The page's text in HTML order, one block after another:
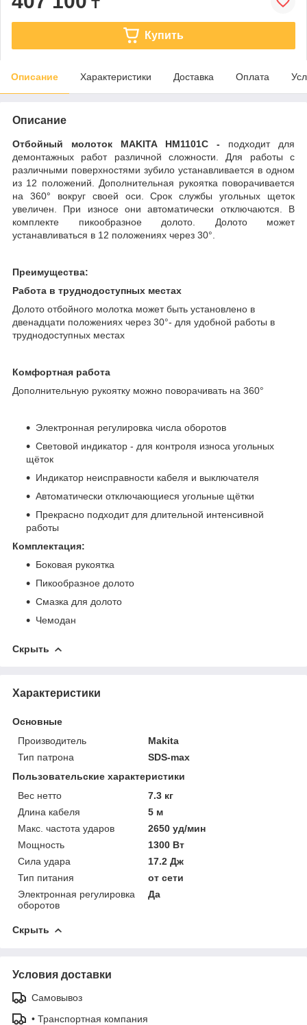
Купить
Описание Характеристики Доставка Оплата
Описание
Отбойный молоток MAKITA HM1101C - подходит для
демонтажных работ различной сложности. Для работы с
различными поверхностями зубило устанавливается в одном
из 12 положений. Дополнительная рукоятка поворачивается
на 360° вокруг своей оси. Срок службы угольных щеток
увеличен. При износе они автоматически отключаются. В
комплекте пикообразное долото. Долото может
устанавливаться в 12 положениях через 30°.
Преимущества:
Работа в труднодоступных местах
Долото отбойного молотка может быть установлено в
двенадцати положениях через 30°- для удобной работы в
труднодоступных местах
Комфортная работа
Дополнительную рукоятку можно поворачивать на 360°
Электронная регулировка числа оборотов
Световой индикатор - для контроля износа угольных
щёток
Индикатор неисправности кабеля и выключателя
Автоматически отключающиеся угольные щётки
Прекрасно подходит для длительной интенсивной
работы
Комплектация:
Боковая рукоятка
Пикообразное долото
Смазка для долото
Чемодан
Скрыть
Характеристики
Основные
Производитель
Makita
Тип патрона
SDS-max
Пользовательские характеристики
Вес нетто
7.3 кг
Длина кабеля
5 м
Макс. частота ударов
2650 уд/мин
Мощность
1300 Вт
Сила удара
17.2 Дж
Тип питания
от сети
Электронная регулировка
оборотов
Да
Скрыть
Условия доставки
Самовывоз
• Транспортная компания